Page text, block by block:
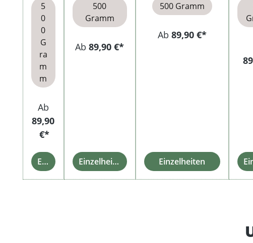
5
0
0
G
ra
m
m
Ab
89,90
€*
Einzelheiten
500
Gramm
Ab89,90 €*
Einzelheiten
500 Gramm
Ab 89,90 €*
Einzelheiten